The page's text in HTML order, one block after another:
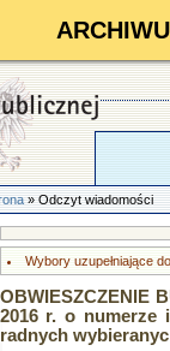
» Odczyt wiadomości
Wybory uzupełniające
OBWIESZCZENIE
2016 r. o numerze
radnych